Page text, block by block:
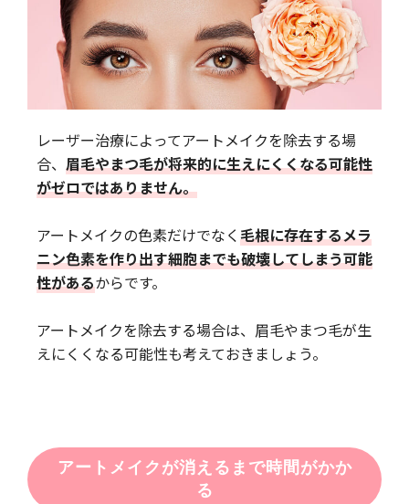
レーザー治療によってアートメイクを除去する場
合、 眉毛やまつ毛が将来的に生えにくくなる可能性
がゼロではありません。
アートメイクの色素だけでなく 毛根に存在するメラ
ニン色素を作り出す細胞までも破壊してしまう可能
性があるからです。
アートメイクを除去する場合は、眉毛やまつ毛が生
えにくくなる可能性も考えておきましょう。
アートメイクが消えるまで時間がかか
る